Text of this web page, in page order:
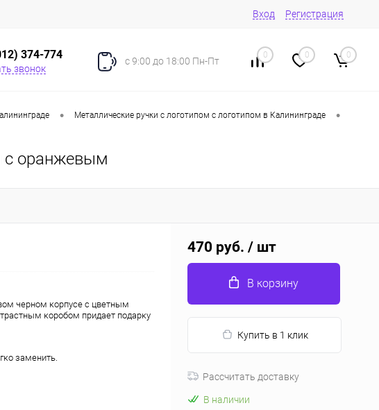
Вход Регистрация
374-774
звонок
с 9:00 до 18:00 Пн-Пт
0 0 0
• Металлические ручки с логотипом с логотипом в Калининграде •
с оранжевым
черном корпусе с цветным
коробом придает подарку
заменить.
470 руб. / шт
В корзину
Купить в 1 клик
Рассчитать доставку
В наличии